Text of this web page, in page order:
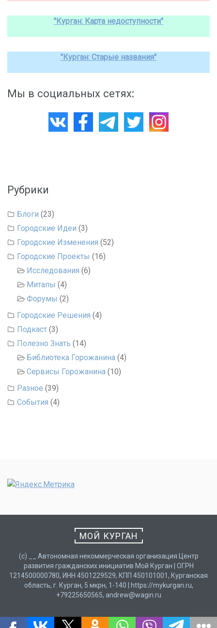
"Курган: Карта недоступности"
"Курган: Старые названия"
Мы в социальных сетях:
Рубрики
Блоги (23)
Городские Идеи (3)
Городские Изменения (52)
Городские Проекты (16)
Исследования (6)
Митапы (4)
Форумы (2)
Городские Решения (4)
Подкаст (3)
Полезно Знать (14)
Библиотека Горожанина (4)
Сервисы Горожанина (10)
Разное (39)
События (4)
МОЙ КУРГАН
(с) __ Автономная некоммерческая организация Центр
развития гражданских инициатив Мой Курган | ОГРН
1214500000780, ИНН 4501229529, КПП 450101001, Курганская
область, г. Курган, 5 мкрн, 1-140 | https://mykurgan.ru,
+79225650565, andrew@wagin.ru